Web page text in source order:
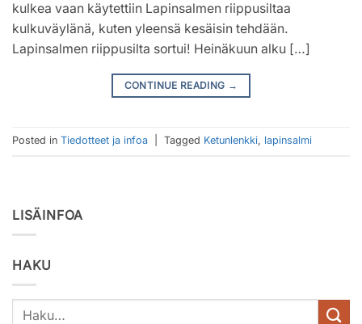
kulkea vaan käytettiin Lapinsalmen riippusiltaa
kulkuväylänä, kuten yleensä kesäisin tehdään.
Lapinsalmen riippusilta sortui! Heinäkuun alku […]
CONTINUE READING →
Posted in Tiedotteet ja infoa Tagged Ketunlenkki, lapinsalmi
LISÄINFOA
HAKU